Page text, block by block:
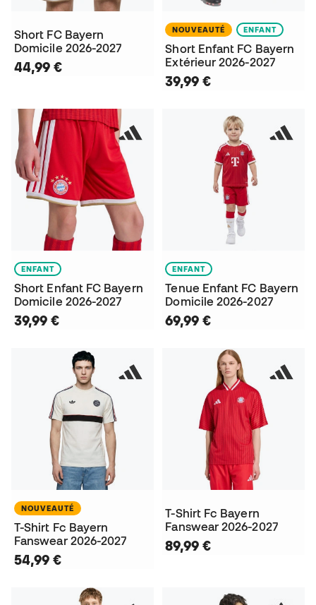
Short FC Bayern
Domicile 2026-2027
44,99 €
NOUVEAUTÉ ENFANT
Short Enfant FC Bayern
Extérieur 2026-2027
39,99 €
ENFANT
Short Enfant FC Bayern
Domicile 2026-2027
39,99 €
ENFANT
Tenue Enfant FC Bayern
Domicile 2026-2027
69,99 €
NOUVEAUTÉ
T-Shirt Fc Bayern
Fanswear 2026-2027
54,99 €
T-Shirt Fc Bayern
Fanswear 2026-2027
89,99 €